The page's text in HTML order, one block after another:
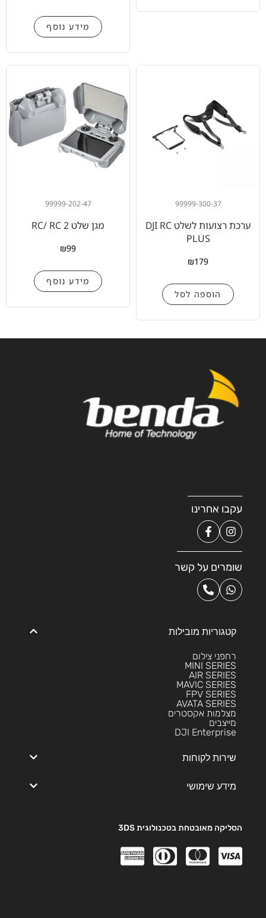
מידע נוסף
99999-300-37
ערכת רצועות לשלט DJI RC
PLUS
₪179
הוספה לסל
99999-202-47
מגן שלט RC/ RC 2
₪99
מידע נוסף
עקבו אחרינו
שומרים על קשר
קטגוריות מובילות
רחפני צילום
MINI SERIES
AIR SERIES
MAVIC SERIES
FPV SERIES
AVATA SERIES
מצלמות אקסטרים
מייצבים
DJI Enterprise
שירות לקוחות
מידע שימושי
הסליקה מאובטחת בטכנולוגית 3DS